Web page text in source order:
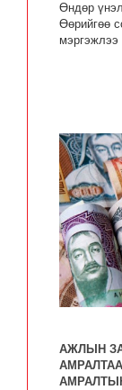
Өндөр
Өөрийгөө
мэргэжлээ
АЖЛЫН